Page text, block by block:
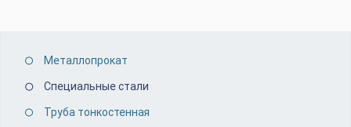
Металлопрокат
Специальные стали
Труба тонкостенная